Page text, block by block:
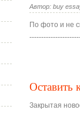
Автор: buy
По фото и не
Оставить
Закрытая